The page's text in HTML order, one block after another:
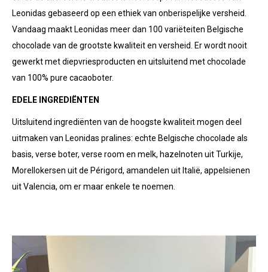
Leonidas gebaseerd op een ethiek van onberispelijke versheid.
Vandaag maakt Leonidas meer dan 100 variëteiten Belgische
chocolade van de grootste kwaliteit en versheid. Er wordt nooit
gewerkt met diepvriesproducten en uitsluitend met chocolade
van 100% pure cacaoboter.
EDELE INGREDIËNTEN
Uitsluitend ingrediënten van de hoogste kwaliteit mogen deel
uitmaken van Leonidas pralines: echte Belgische chocolade als
basis, verse boter, verse room en melk, hazelnoten uit Turkije,
Morellokersen uit de Périgord, amandelen uit Italië, appelsienen
uit Valencia, om er maar enkele te noemen.